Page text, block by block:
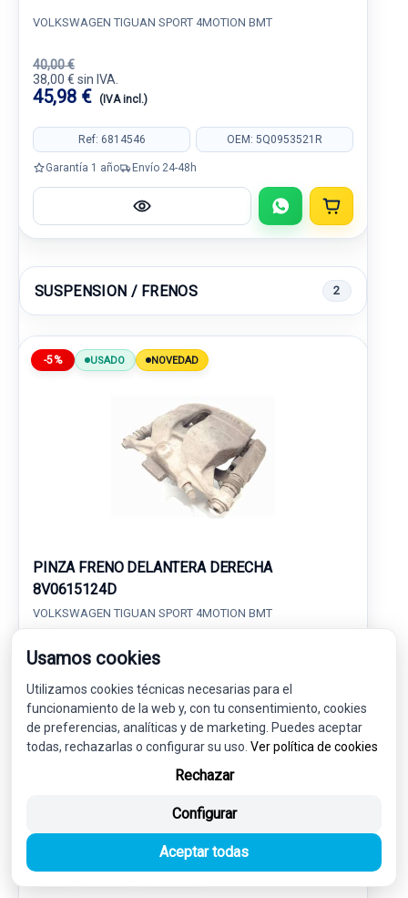
VOLKSWAGEN TIGUAN SPORT 4MOTION BMT
40,00 €
38,00 € sin IVA.
45,98 € (IVA incl.)
Ref: 6814546 OEM: 5Q0953521R
Garantía 1 año Envío 24-48h
SUSPENSION / FRENOS 2
-5% USADO NOVEDAD
PINZA FRENO DELANTERA DERECHA
8V0615124D
VOLKSWAGEN TIGUAN SPORT 4MOTION BMT
27,00 €
31,04 € (IVA incl.)
Ref: 6814576 OEM: 8V0615124D
Envío 24-48h
-5%
Usamos cookies
Utilizamos cookies técnicas necesarias para el
funcionamiento de la web y, con tu consentimiento, cookies
de preferencias, analíticas y de marketing. Puedes aceptar
todas, rechazarlas o configurar su uso. Ver política de cookies
Rechazar
Configurar
Aceptar todas